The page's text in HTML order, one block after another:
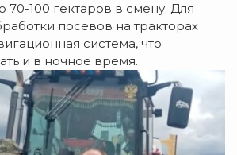
70-100 гектаров в смену. Для
посевов на тракторах
система, что
и в ночное время.